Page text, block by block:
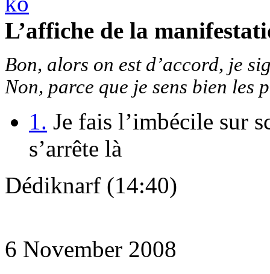
L’affiche de la
Bon, alors on est d’accord, je
Non, parce que je sens bien les
1. Je fais l’imbécile sur
s’arrête là
Dédiknarf (14:40)
6 November 2008